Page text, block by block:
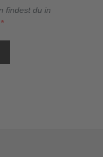
findest du in